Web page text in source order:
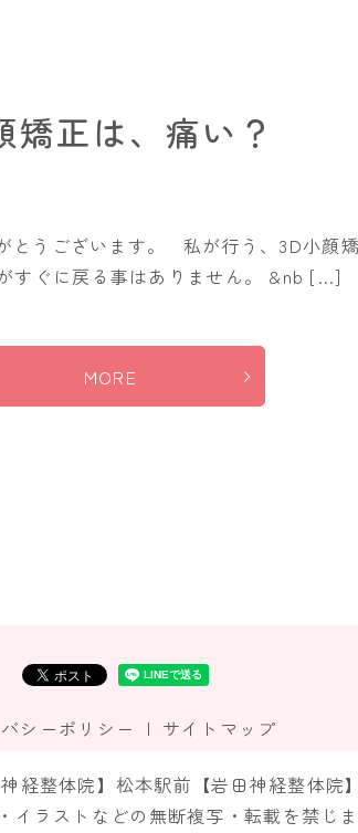
矯正は、痛い？
うございます。 私が行う、3D小顔
すぐに戻る事はありません。 &nb […]
MORE
シーポリシー サイトマップ
経整体院】松本駅前【岩田神経整体院
イラストなどの無断複写・転載を禁じま